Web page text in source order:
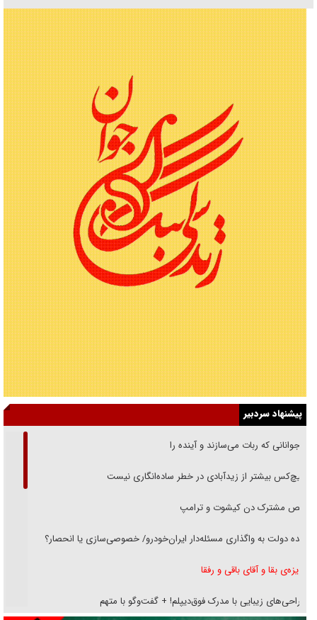
پیشنهاد سردبیر
نوجوانانی که ربات می‌سازند و آینده را
هیچ‌کس بیشتر از زیدآبادی در خطر ساده‌انگاری نیست
رقص مشترک دن کیشوت و ترامپ
دنده دولت به واگذاری مسئله‌دار ایران‌خودرو/ خصوصی‌سازی یا انحصار؟
غریزه‌ی بقا و آقای باقی و رفقا
جراحی‌های زیبایی با مدرک فوق‌دیپلم! + گفت‌وگو با متهم